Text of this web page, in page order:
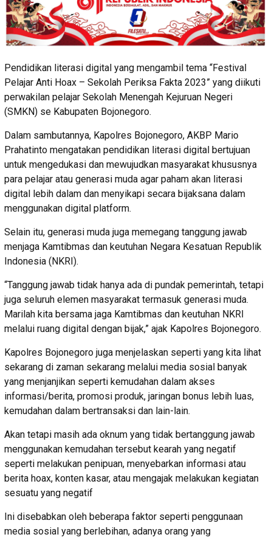
Pendidikan literasi digital yang mengambil tema “Festival
Pelajar Anti Hoax – Sekolah Periksa Fakta 2023” yang diikuti
perwakilan pelajar Sekolah Menengah Kejuruan Negeri
(SMKN) se Kabupaten Bojonegoro.
Dalam sambutannya, Kapolres Bojonegoro, AKBP Mario
Prahatinto mengatakan pendidikan literasi digital bertujuan
untuk mengedukasi dan mewujudkan masyarakat khususnya
para pelajar atau generasi muda agar paham akan literasi
digital lebih dalam dan menyikapi secara bijaksana dalam
menggunakan digital platform.
Selain itu, generasi muda juga memegang tanggung jawab
menjaga Kamtibmas dan keutuhan Negara Kesatuan Republik
Indonesia (NKRI).
“Tanggung jawab tidak hanya ada di pundak pemerintah, tetapi
juga seluruh elemen masyarakat termasuk generasi muda.
Marilah kita bersama jaga Kamtibmas dan keutuhan NKRI
melalui ruang digital dengan bijak,” ajak Kapolres Bojonegoro.
Kapolres Bojonegoro juga menjelaskan seperti yang kita lihat
sekarang di zaman sekarang melalui media sosial banyak
yang menjanjikan seperti kemudahan dalam akses
informasi/berita, promosi produk, jaringan bonus lebih luas,
kemudahan dalam bertransaksi dan lain-lain.
Akan tetapi masih ada oknum yang tidak bertanggung jawab
menggunakan kemudahan tersebut kearah yang negatif
seperti melakukan penipuan, menyebarkan informasi atau
berita hoax, konten kasar, atau mengajak melakukan kegiatan
sesuatu yang negatif
Ini disebabkan oleh beberapa faktor seperti penggunaan
media sosial yang berlebihan, adanya orang yang